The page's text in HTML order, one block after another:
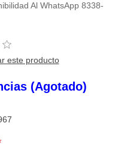
Al WhatsApp 8338-
este producto
(Agotado)